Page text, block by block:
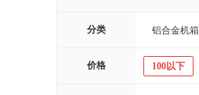
分类 铝合金机箱
价格 100以下